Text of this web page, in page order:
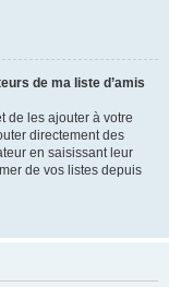
de ma liste d’amis
de les ajouter à votre
directement des
en saisissant leur
de vos listes depuis